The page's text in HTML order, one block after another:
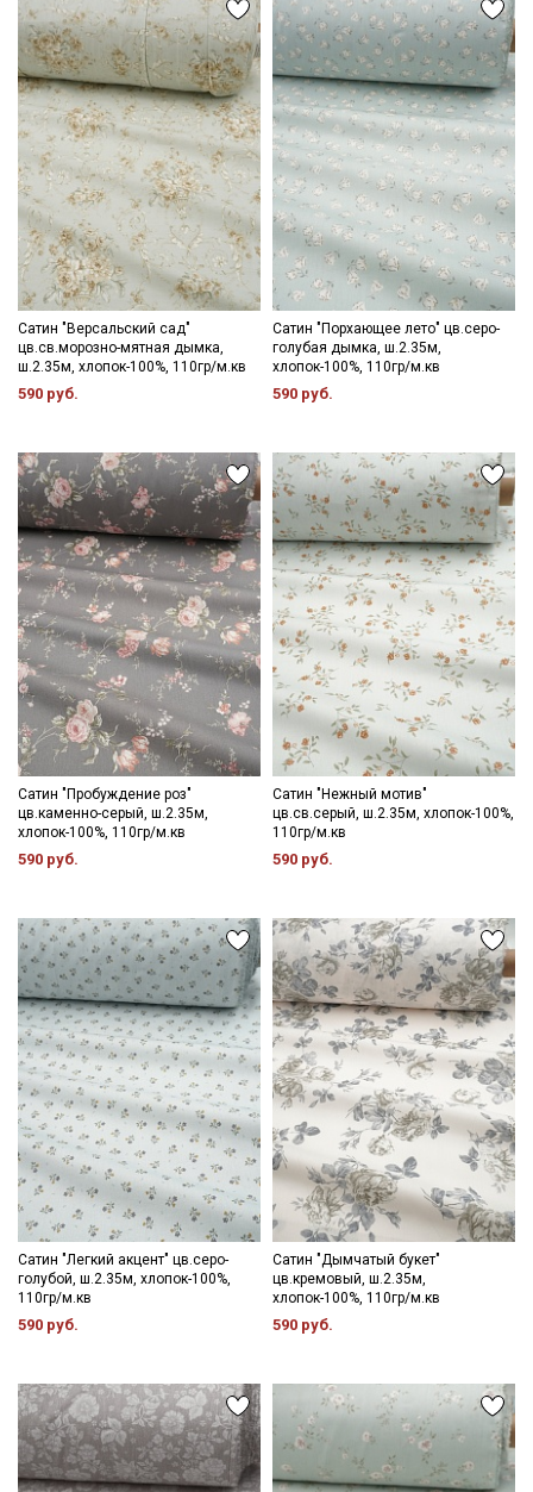
режим.
Цветопередача (тон) может отличаться от оригинального
цвета ткани в зависимости от настроек вашего монитора и в
зависимости от партии.
Сатин "Версальский сад"
цв.св.морозно-мятная дымка,
ш.2.35м, хлопок-100%, 110гр/м.кв
590 руб.
Сатин "Порхающее лето" цв.серо-
голубая дымка, ш.2.35м,
хлопок-100%, 110гр/м.кв
590 руб.
Сатин "Пробуждение роз"
цв.каменно-серый, ш.2.35м,
хлопок-100%, 110гр/м.кв
590 руб.
Сатин "Нежный мотив"
цв.св.серый, ш.2.35м, хлопок-100%,
110гр/м.кв
590 руб.
Сатин "Легкий акцент" цв.серо-
голубой, ш.2.35м, хлопок-100%,
110гр/м.кв
590 руб.
Сатин "Дымчатый букет"
цв.кремовый, ш.2.35м,
хлопок-100%, 110гр/м.кв
590 руб.
Секретная рассылка от Купава
Мы публикуем здесь дополнительные
промокоды и скидки до 30% на узкие
категории тканей
Электронная почта
Ознакомлен(а) сПолитикой обработки персональных
данныхи даюСогласие на обработку персональных
данных
ДаюСогласие на получение рекламных и
информационных рассылок